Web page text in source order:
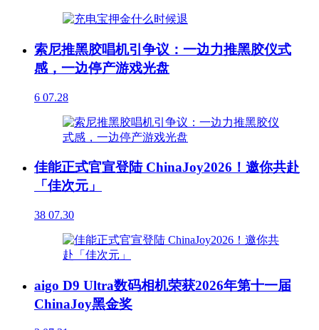
索尼推黑胶唱机引争议：一边力推黑胶仪式
感，一边停产游戏光盘
6 07.28
佳能正式官宣登陆 ChinaJoy2026！邀你共赴
「佳次元」
38 07.30
aigo D9 Ultra数码相机荣获2026年第十一届
ChinaJoy黑金奖